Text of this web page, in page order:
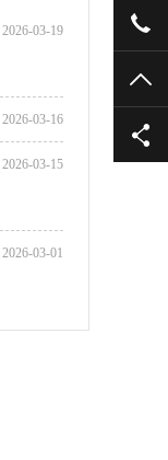
2026-03-19
2026-03-16
2026-03-15
2026-03-01